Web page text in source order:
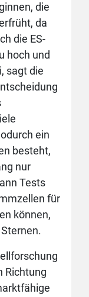
die
da
die ES-
hoch und
sagt die
ein
besteht,
nur
Tests
für
können,
Richtung